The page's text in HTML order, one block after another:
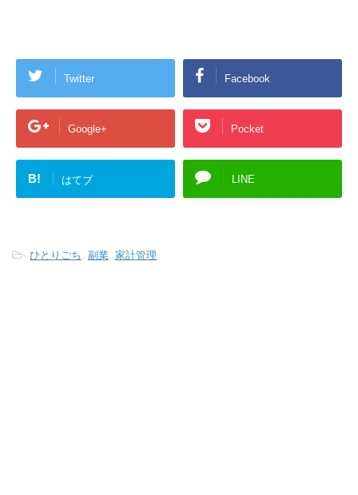
Twitter Facebook
Google+ Pocket
B! はてブ LINE
- ひとりごち, 副業, 家計管理